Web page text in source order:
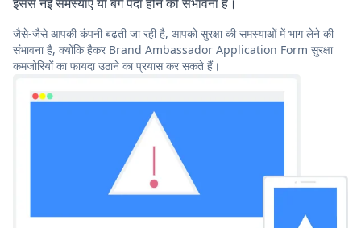
जैसे-जैसे आपकी कंपनी बढ़ती जा रही है, आपको सुरक्षा की समस्याओं में भाग लेने की
संभावना है, क्योंकि हैकर Brand Ambassador Application Form सुरक्षा
कमजोरियों का फायदा उठाने का प्रयास कर सकते हैं।